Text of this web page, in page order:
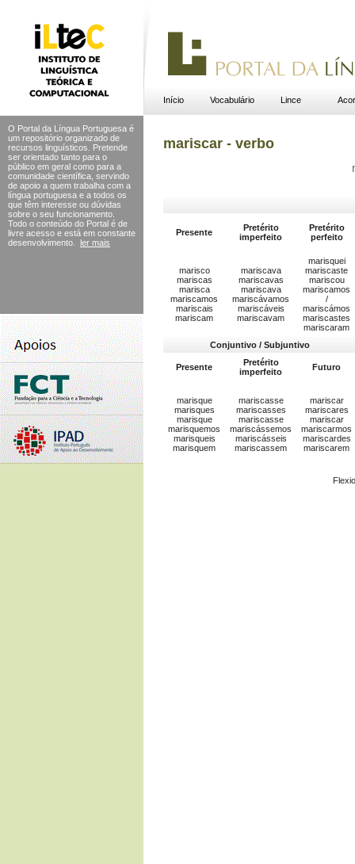
Início Vocabulário Lince
O Portal da Língua Portuguesa é
um repositório organizado de
recursos linguísticos. Pretende
ser orientado tanto para o
público em geral como para a
comunidade científica, servindo
de apoio a quem trabalha com a
língua portuguesa e a todos os
que têm interesse ou dúvidas
sobre o seu funcionamento.
Todo o conteúdo do Portal é de
livre acesso e está em constante
desenvolvimento.
ler mais
mariscar - verbo
Presente
Pretérito
imperfeito
Pretérito
perfeito
marisco
mariscas
marisca
mariscamos
mariscais
mariscam
mariscava
mariscavas
mariscava
mariscávamos
mariscáveis
mariscavam
marisquei
mariscaste
mariscou
mariscamos
/
mariscámos
mariscastes
mariscaram
Conjuntivo / Subjuntivo
Presente
Pretérito
imperfeito
Futuro
marisque
marisques
marisque
marisquemos
marisqueis
marisquem
mariscasse
mariscasses
mariscasse
mariscássemos
mariscásseis
mariscassem
mariscar
mariscares
mariscar
mariscarmos
mariscardes
mariscarem